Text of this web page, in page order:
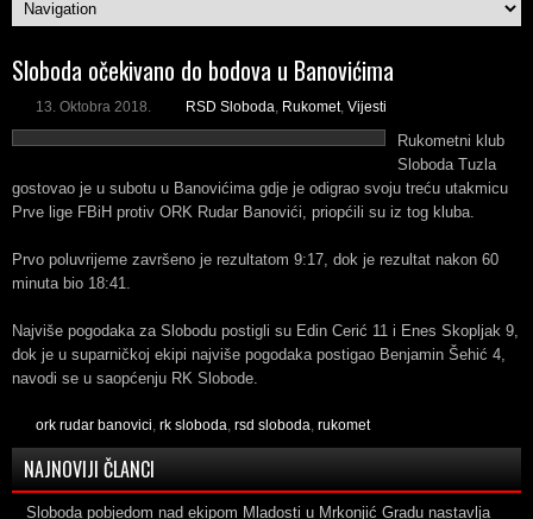
Sloboda očekivano do bodova u Banovićima
13. Oktobra 2018. RSD Sloboda, Rukomet, Vijesti
Rukometni klub
Sloboda Tuzla
gostovao je u subotu u Banovićima gdje je odigrao svoju treću utakmicu
Prve lige FBiH protiv ORK Rudar Banovići, priopćili su iz tog kluba.
Prvo poluvrijeme završeno je rezultatom 9:17, dok je rezultat nakon 60
minuta bio 18:41.
Najviše pogodaka za Slobodu postigli su Edin Cerić 11 i Enes Skopljak 9,
dok je u suparničkoj ekipi najviše pogodaka postigao Benjamin Šehić 4,
navodi se u saopćenju RK Slobode.
ork rudar banovici, rk sloboda, rsd sloboda, rukomet
NAJNOVIJI ČLANCI
Sloboda pobjedom nad ekipom Mladosti u Mrkonjić Gradu nastavlja